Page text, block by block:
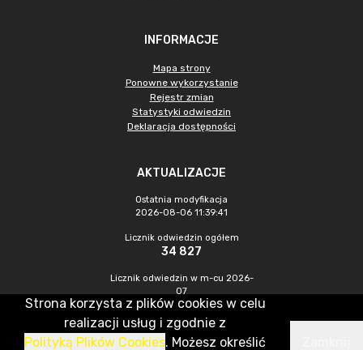
INFORMACJE
Mapa strony
Ponowne wykorzystanie
Rejestr zmian
Statystyki odwiedzin
Deklaracja dostępności
AKTUALIZACJE
Ostatnia modyfikacja
2026-08-06 11:39:41
Licznik odwiedzin ogółem
34 827
Licznik odwiedzin w m-cu 2026-
07
151
CMS & Hosting: Nefeni Sp. z o.o.
Strona korzysta z plików cookies w celu
realizacji usług i zgodnie z
Polityką Plików Cookies. Możesz określić